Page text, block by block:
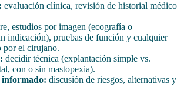
evaluación clínica, revisión de historial médico
estudios por imagen (ecografía o
indicación), pruebas de función y cualquier
por el cirujano.
decidir técnica (explantación simple vs.
con o sin mastopexia).
informado: discusión de riesgos, alternativas y